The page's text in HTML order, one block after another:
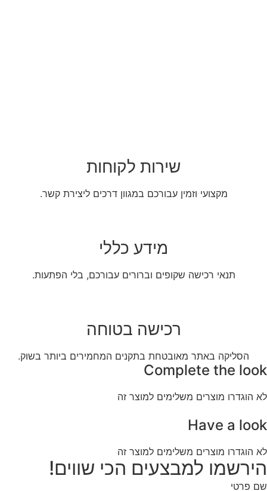
שירות לקוחות
מקצועי וזמין עבורכם במגוון דרכים ליצירת קשר.
מידע כללי
תנאי רכישה שקופים וברורים עבורכם, בלי הפתעות.
רכישה בטוחה
הסליקה באתר מאובטחת בתקנים המחמירים ביותר בשוק.
Complete the look
לא הוגדרו מוצרים משלימים למוצר זה
Have a look
לא הוגדרו מוצרים משלימים למוצר זה
הירשמו למבצעים הכי שווים!
שם פרטי